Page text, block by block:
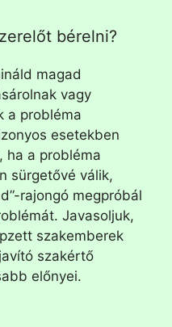
bérelni?
magad
vagy
a probléma
esetekben
ha a probléma
sürgetővé válik,
rajongó megpróbál
Javasoljuk,
szakemberek
szakértő
előnyei.